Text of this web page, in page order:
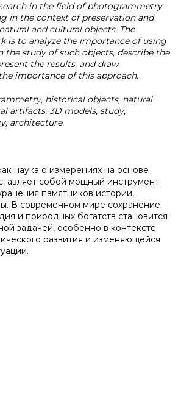
in the field of photogrammetry
in the context of preservation and
and cultural objects. The
is to analyze the importance of using
study of such objects, describe the
the results, and draw
importance of this approach.
historical objects, natural
artifacts, 3D models, study,
architecture.
наука о измерениях на основе
собой мощный инструмент
памятников истории,
В современном мире сохранение
и природных богатств становится
задачей, особенно в контексте
развития и изменяющейся